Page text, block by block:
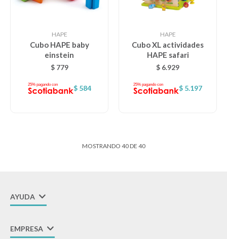
HAPE
Cubo HAPE baby
einstein
$ 779
$ 584
HAPE
Cubo XL actividades
HAPE safari
$ 6.929
$ 5.197
MOSTRANDO 40DE 40
AYUDA
EMPRESA